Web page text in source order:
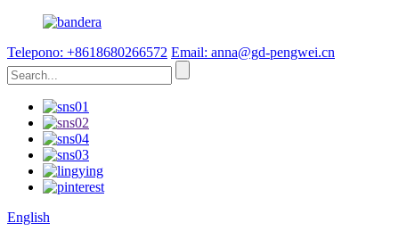
Telepono: +8618680266572 Email: anna@gd-pengwei.cn
English